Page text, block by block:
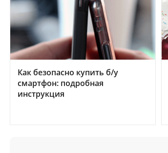
Как безопасно купить б/у
смартфон: подробная
инструкция